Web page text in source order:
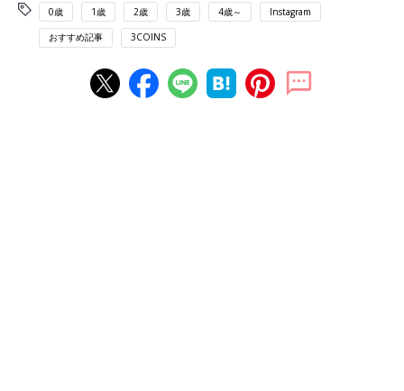
0歳 1歳 2歳 3歳 4歳～ Instagram
おすすめ記事 3COINS